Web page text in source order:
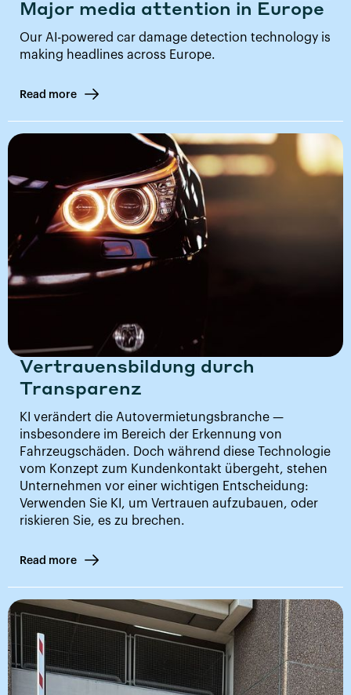
Major media attention in Europe
Our AI-powered car damage detection technology is
making headlines across Europe.
Read more
Vertrauensbildung durch
Transparenz
KI verändert die Autovermietungsbranche —
insbesondere im Bereich der Erkennung von
Fahrzeugschäden. Doch während diese Technologie
vom Konzept zum Kundenkontakt übergeht, stehen
Unternehmen vor einer wichtigen Entscheidung:
Verwenden Sie KI, um Vertrauen aufzubauen, oder
riskieren Sie, es zu brechen.
Read more